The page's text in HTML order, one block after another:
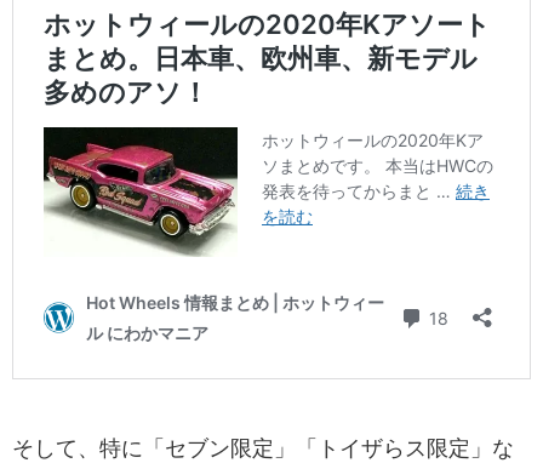
そして、特に「セブン限定」「トイザらス限定」な